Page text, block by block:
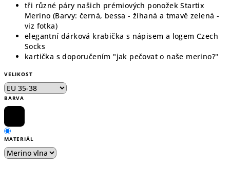
tři různé páry našich prémiových ponožek Startix
Merino (Barvy: černá, bessa - žíhaná a tmavě zelená -
viz fotka)
elegantní dárková krabička s nápisem a logem Czech
Socks
kartička s doporučením "jak pečovat o naše merino?"
VELIKOST
BARVA
MATERIÁL